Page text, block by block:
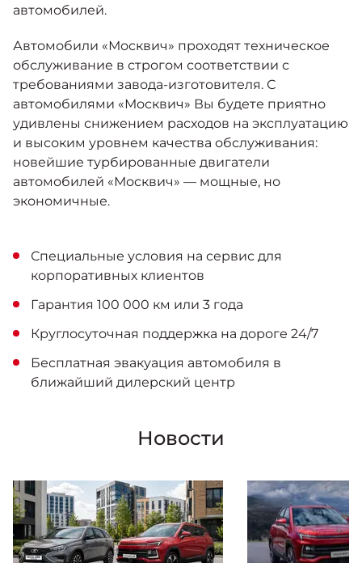
автомобилей.
Автомобили «Москвич» проходят техническое
обслуживание в строгом соответствии с
требованиями завода-изготовителя. С
автомобилями «Москвич» Вы будете приятно
удивлены снижением расходов на эксплуатацию
и высоким уровнем качества обслуживания:
новейшие турбированные двигатели
автомобилей «Москвич» — мощные, но
экономичные.
Специальные условия на сервис для
корпоративных клиентов
Гарантия 100 000 км или 3 года
Круглосуточная поддержка на дороге 24/7
Бесплатная эвакуация автомобиля в
ближайший дилерский центр
Новости